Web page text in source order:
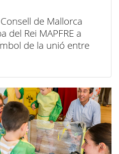
de Mallorca
del Rei MAPFRE a
de la unió entre